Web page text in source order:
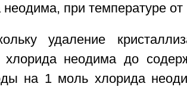
при температуре от
удаление
хлорида неодима до
на 1 моль хлорида